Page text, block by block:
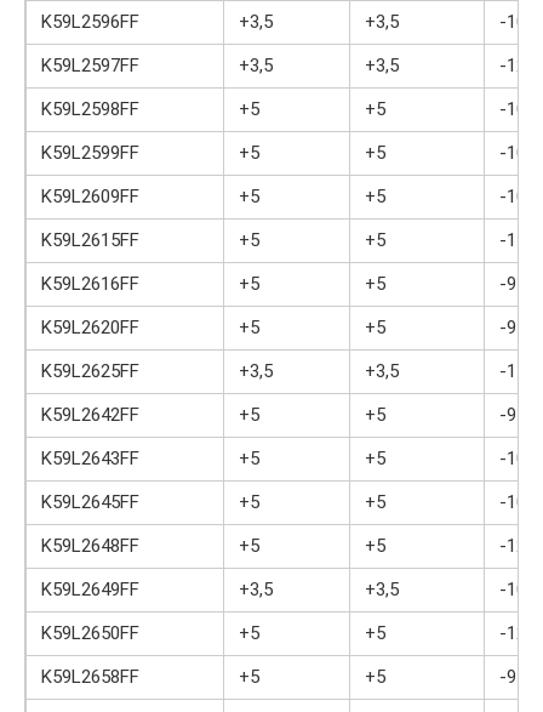
K59L2596FF
+3,5 +3,5
-10
K59L2597FF
+3,5 +3,5
-12
K59L2598FF
+5 +5
-10
K59L2599FF
+5 +5
-10
K59L2609FF
+5 +5
-10
K59L2615FF
+5 +5
-11
K59L2616FF
+5 +5
-9
K59L2620FF
+5 +5
-9
K59L2625FF
+3,5 +3,5
-11
K59L2642FF
+5 +5
-9
K59L2643FF
+5 +5
-10
K59L2645FF
+5 +5
-10
K59L2648FF
+5 +5
-12
K59L2649FF
+3,5 +3,5
-10
K59L2650FF
+5 +5
-12
K59L2658FF
+5 +5
-9